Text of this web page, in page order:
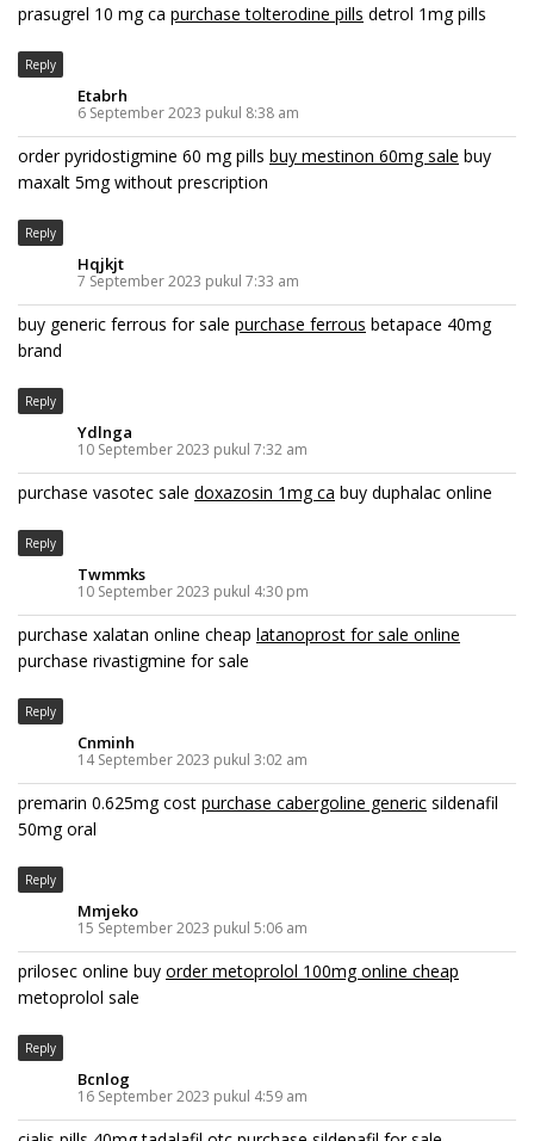
prasugrel 10 mg ca purchase tolterodine pills detrol 1mg pills
Reply
Etabrh
6 September 2023 pukul 8:38 am
order pyridostigmine 60 mg pills buy mestinon 60mg sale buy
maxalt 5mg without prescription
Reply
Hqjkjt
7 September 2023 pukul 7:33 am
buy generic ferrous for sale purchase ferrous betapace 40mg
brand
Reply
Ydlnga
10 September 2023 pukul 7:32 am
purchase vasotec sale doxazosin 1mg ca buy duphalac online
Reply
Twmmks
10 September 2023 pukul 4:30 pm
purchase xalatan online cheap latanoprost for sale online
purchase rivastigmine for sale
Reply
Cnminh
14 September 2023 pukul 3:02 am
premarin 0.625mg cost purchase cabergoline generic sildenafil
50mg oral
Reply
Mmjeko
15 September 2023 pukul 5:06 am
prilosec online buy order metoprolol 100mg online cheap
metoprolol sale
Reply
Bcnlog
16 September 2023 pukul 4:59 am